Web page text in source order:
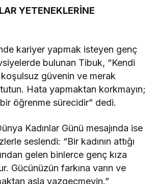
YETENEKLERİNE
kariyer yapmak isteyen genç
bulunan Tibuk, “Kendi
güvenin ve merak
Hata yapmaktan korkmayın;
öğrenme sürecidir” dedi.
Kadınlar Günü mesajında ise
seslendi: “Bir kadının attığı
gelen binlerce genç kıza
Gücünüzün farkına varın ve
asla vazgeçmeyin.”